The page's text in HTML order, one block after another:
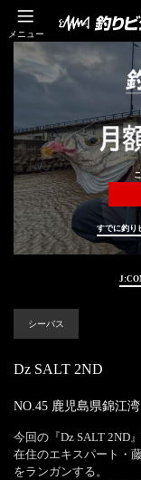
メニュー
すでに釣り
シーバス
Dz SALT 2ND
NO.45 鹿児島県錦江
今回の『Dz SALT 2ND
在住のエキスパート・
をランガンする。